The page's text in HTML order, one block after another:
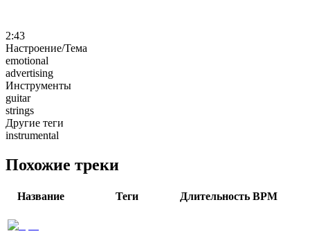
2:43
Настроение/Тема
emotional
advertising
Инструменты
guitar
strings
Другие теги
instrumental
Похожие треки
Название Теги Длительность BPM